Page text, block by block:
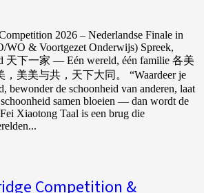
2026 – Nederlandse Finale in
WO & Voortgezet Onderwijs) Spreek,
天下一家 — Eén wereld, één familie 各美
美美与共，天下大同。 “Waardeer je
bewonder de schoonheid van anderen, laat
samen bloeien — dan wordt de
Xiaotong Taal is een brug die
Competition &